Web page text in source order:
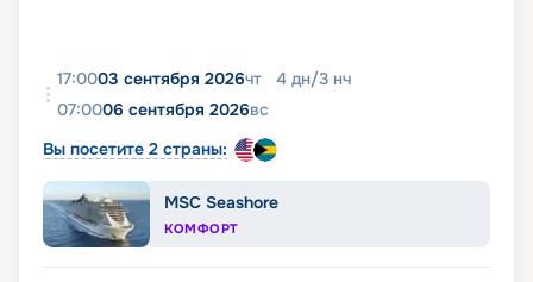
17:0003 сентября 2026чт 4 дн/3 нч
07:0006 сентября 2026вс
Вы посетите 2 страны:
MSC Seashore
КОМФОРТ